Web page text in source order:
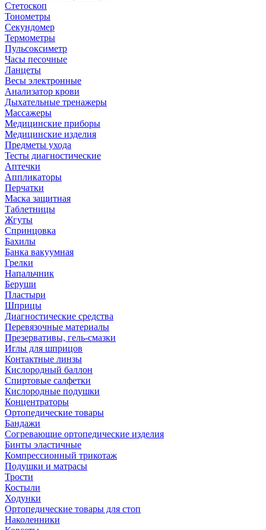
Стетоскоп
Тонометры
Секундомер
Термометры
Пульсоксиметр
Часы песочные
Ланцеты
Весы электронные
Анализатор крови
Дыхательные тренажеры
Массажеры
Медицинские приборы
Медицинские изделия
Предметы ухода
Тесты диагностические
Аптечки
Аппликаторы
Перчатки
Маска защитная
Таблетницы
Жгуты
Спринцовка
Бахилы
Банка вакуумная
Грелки
Напальчник
Беруши
Пластыри
Шприцы
Диагностические средства
Перевязочные материалы
Презервативы, гель-смазки
Иглы для шприцов
Контактные линзы
Кислородный баллон
Спиртовые салфетки
Кислородные подушки
Концентраторы
Ортопедические товары
Бандажи
Согревающие ортопедические изделия
Бинты эластичные
Компрессионный трикотаж
Подушки и матрасы
Трости
Костыли
Ходунки
Ортопедические товары для стоп
Наколенники